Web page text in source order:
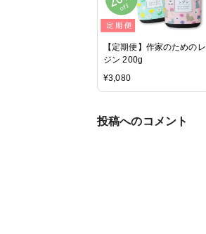
【定期便】作家のためのレ
ジン 200g
¥3,080
投稿へのコメント